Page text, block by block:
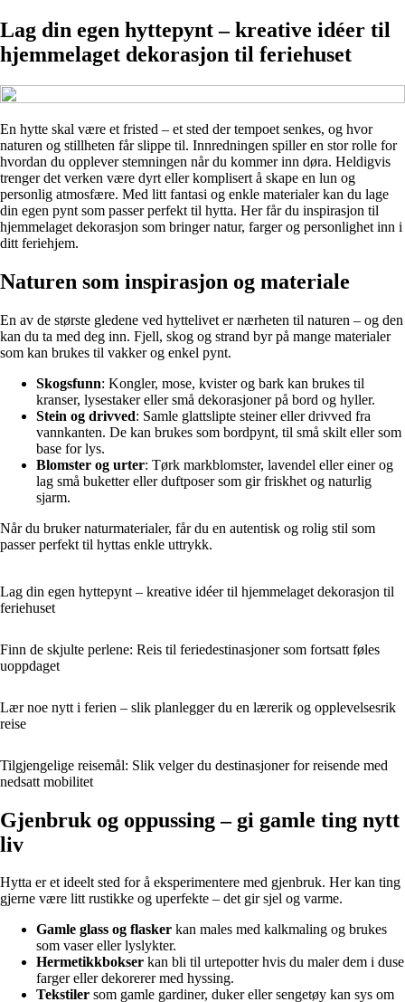
Lag din egen hyttepynt – kreative idéer til
hjemmelaget dekorasjon til feriehuset
En hytte skal være et fristed – et sted der tempoet senkes, og hvor
naturen og stillheten får slippe til. Innredningen spiller en stor rolle for
hvordan du opplever stemningen når du kommer inn døra. Heldigvis
trenger det verken være dyrt eller komplisert å skape en lun og
personlig atmosfære. Med litt fantasi og enkle materialer kan du lage
din egen pynt som passer perfekt til hytta. Her får du inspirasjon til
hjemmelaget dekorasjon som bringer natur, farger og personlighet inn i
ditt feriehjem.
Naturen som inspirasjon og materiale
En av de største gledene ved hyttelivet er nærheten til naturen – og den
kan du ta med deg inn. Fjell, skog og strand byr på mange materialer
som kan brukes til vakker og enkel pynt.
Skogsfunn: Kongler, mose, kvister og bark kan brukes til
kranser, lysestaker eller små dekorasjoner på bord og hyller.
Stein og drivved: Samle glattslipte steiner eller drivved fra
vannkanten. De kan brukes som bordpynt, til små skilt eller som
base for lys.
Blomster og urter: Tørk markblomster, lavendel eller einer og
lag små buketter eller duftposer som gir friskhet og naturlig
sjarm.
Når du bruker naturmaterialer, får du en autentisk og rolig stil som
passer perfekt til hyttas enkle uttrykk.
Lag din egen hyttepynt – kreative idéer til hjemmelaget dekorasjon til
feriehuset
Finn de skjulte perlene: Reis til feriedestinasjoner som fortsatt føles
uoppdaget
Lær noe nytt i ferien – slik planlegger du en lærerik og opplevelsesrik
reise
Tilgjengelige reisemål: Slik velger du destinasjoner for reisende med
nedsatt mobilitet
Gjenbruk og oppussing – gi gamle ting nytt
liv
Hytta er et ideelt sted for å eksperimentere med gjenbruk. Her kan ting
gjerne være litt rustikke og uperfekte – det gir sjel og varme.
Gamle glass og flasker kan males med kalkmaling og brukes
som vaser eller lyslykter.
Hermetikkbokser kan bli til urtepotter hvis du maler dem i duse
farger eller dekorerer med hyssing.
Tekstiler som gamle gardiner, duker eller sengetøy kan sys om